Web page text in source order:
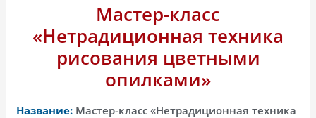
Мастер-класс
«Нетрадиционная техника
рисования цветными
опилками»
Название: Мастер-класс «Нетрадиционная техника